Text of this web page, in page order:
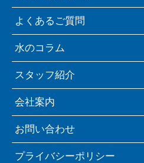
よくあるご質問
水のコラム
スタッフ紹介
会社案内
お問い合わせ
プライバシーポリシー